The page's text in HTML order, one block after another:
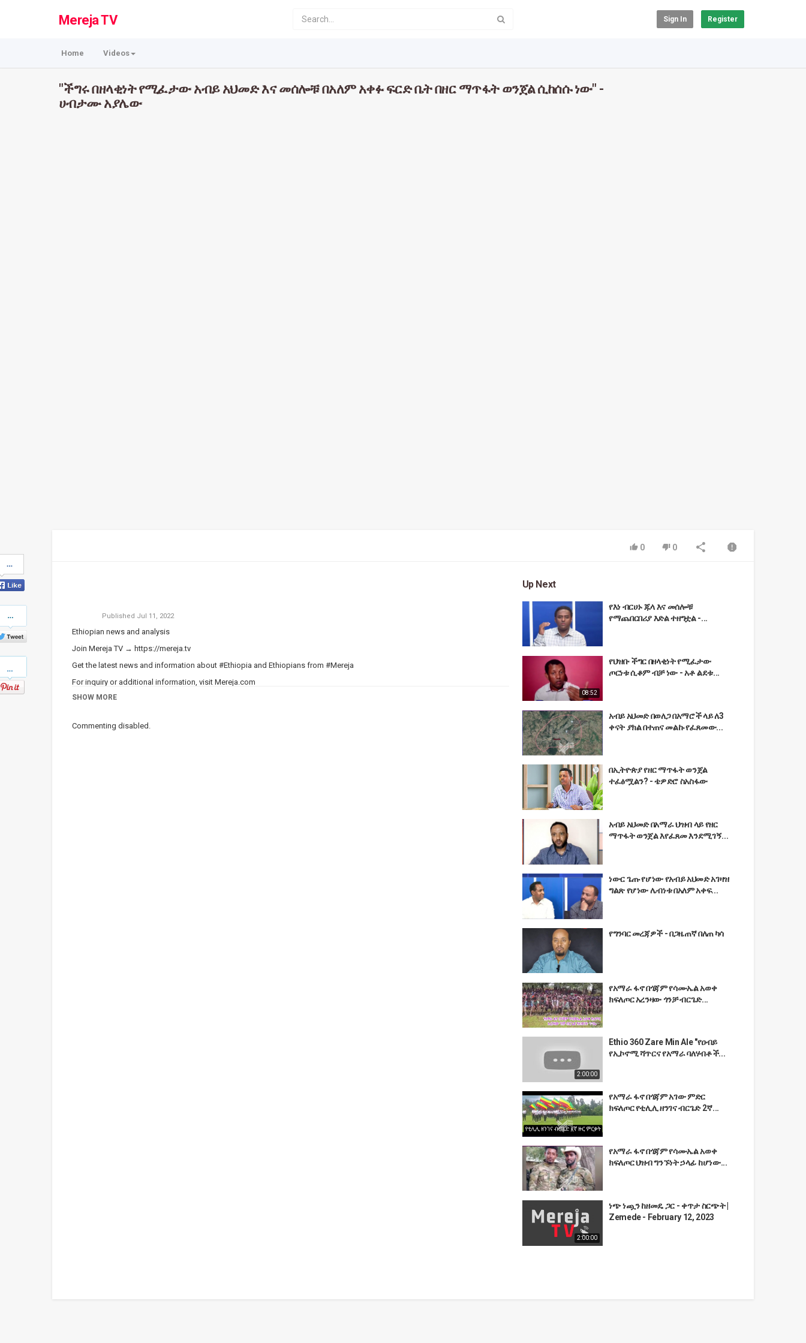
Mereja TV Sign In Register
Home Videos
"ችግሩ በዘላቂነት የሚፈታው አብይ አህመድ እና መሰሎቹ በአለም አቀፉ ፍርድ ቤት በዘር ማጥፋት ወንጀል ሲከሰሱ ነው" -
ሀብታሙ አያሌው
on
Facebook
on
Twitter
0 0
Published Jul 11, 2022
Ethiopian news and analysis
Join Mereja TV → https://mereja.tv
Get the latest news and information about #Ethiopia and Ethiopians from #Mereja
For inquiry or additional information, visit Mereja.com
Mereja presents Ethiopian news, Ethiopian music, sports, arts, and entertainment
Category Ethiopian News
SHOW MORE
Commenting disabled.
Up Next
የእነ ብርሀኑ ጁላ እና መሰሎቹ
የማጨበርበሪያ እድል ተዘግቷል -...
08:52
የህዝቡ ችግር በዘላቂነት የሚፈታው
ጦርነቱ ሲቆም ብቻ ነው - አቶ ልደቱ...
አብይ አህመድ በወለጋ በአማሮች ላይ ለ3
ቀናት ያክል በተጠና መልኩ የፈጸመው...
በኢትዮጵያ የዘር ማጥፋት ወንጀል
ተፈፅሟልን? - ቴዎድሮ ስአስፋው
አብይ አህመድ በአማራ ህዝብ ላይ የዘር
ማጥፋት ወንጀል እየፈጸመ እንደሚገኝ...
ነውር ጌጡ የሆነው የአብይ አህመድ አገዛዝ
ግልጽ የሆነው ሌብነቱ በአለም አቀፍ...
የግንባር መረጃዎች - በጋዜጠኛ በለጠ ካሳ
የአማራ ፋኖ በጎጃም የሳሙኤል አወቀ
ክፍለጦር አረንዛው ጎንቻ ብርጌድ...
2:00:00
Ethio 360 Zare Min Ale "የዐብይ
የኢኮኖሚ ሻጥርና የአማራ ባለሃብቶች...
የአማራ ፋኖ በጎጃም አገው ምድር
ክፍለጦር የቲሊሊ ዘንገና ብርጌድ 2ኛ...
የአማራ ፋኖ በጎጃም የሳሙኤል አወቀ
ክፍለጦር ህዝብ ግንኙነት ኃላፊ ከሆነው...
2:00:00
ነጭ ነጯን ከዘመዴ ጋር - ቀጥታ ስርጭት |
Zemede - February 12, 2023